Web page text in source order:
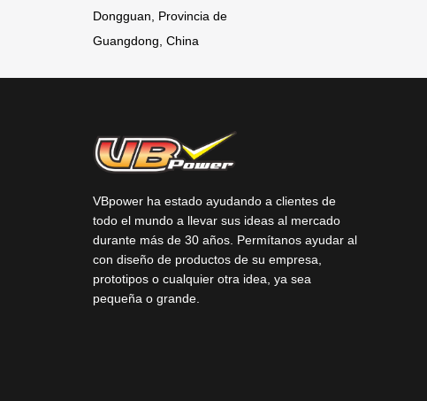
Dongguan, Provincia de
Guangdong, China
VBpower ha estado ayudando a clientes de
todo el mundo a llevar sus ideas al mercado
durante más de 30 años. Permítanos ayudar al
con diseño de productos de su empresa,
prototipos o cualquier otra idea, ya sea
pequeña o grande.